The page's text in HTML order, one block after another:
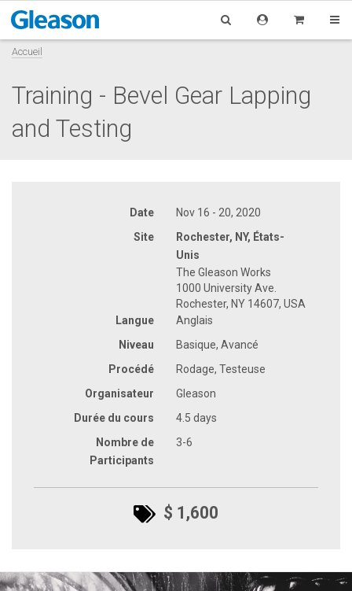
Accueil
Training - Bevel Gear Lapping
and Testing
Date
Nov 16 - 20, 2020
Site
Rochester, NY, États-
Unis
The Gleason Works
1000 University Ave.
Rochester, NY 14607, USA
Langue
Anglais
Niveau
Basique, Avancé
Procédé
Rodage, Testeuse
Organisateur
Gleason
Durée du cours
4.5 days
Nombre de
Participants
3-6
$ 1,600